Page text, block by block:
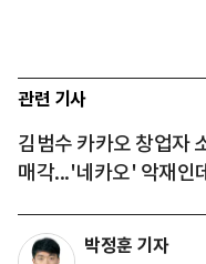
관련 기사
김범수 카카오 창업자
매각...'네카오' 악재인
박정훈 기자